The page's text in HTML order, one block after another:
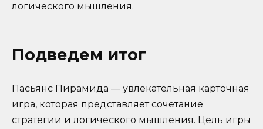
логического мышления.
Подведем итог
Пасьянс Пирамида — увлекательная карточная
игра, которая представляет сочетание
стратегии и логического мышления. Цель игры